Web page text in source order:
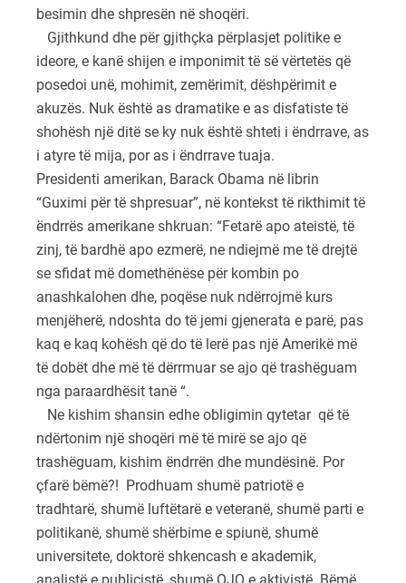
besimin dhe shpresën në shoqëri.
Gjithkund dhe për gjithçka përplasjet politike e
ideore, e kanë shijen e imponimit të së vërtetës që
posedoi unë, mohimit, zemërimit, dëshpërimit e
akuzës. Nuk është as dramatike e as disfatiste të
shohësh një ditë se ky nuk është shteti i ëndrrave, as
i atyre të mija, por as i ëndrrave tuaja.
Presidenti amerikan, Barack Obama në librin
“Guximi për të shpresuar”, në kontekst të rikthimit të
ëndrrës amerikane shkruan: “Fetarë apo ateistë, të
zinj, të bardhë apo ezmerë, ne ndiejmë me të drejtë
se sfidat më domethënëse për kombin po
anashkalohen dhe, poqëse nuk ndërrojmë kurs
menjëherë, ndoshta do të jemi gjenerata e parë, pas
kaq e kaq kohësh që do të lerë pas një Amerikë më
të dobët dhe më të dërrmuar se ajo që trashëguam
nga paraardhësit tanë “.
Ne kishim shansin edhe obligimin qytetar që të
ndërtonim një shoqëri më të mirë se ajo që
trashëguam, kishim ëndrrën dhe mundësinë. Por
çfarë bëmë?! Prodhuam shumë patriotë e
tradhtarë, shumë luftëtarë e veteranë, shumë parti e
politikanë, shumë shërbime e spiunë, shumë
universitete, doktorë shkencash e akademik,